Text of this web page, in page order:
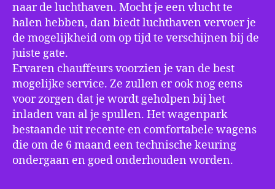
naar de luchthaven. Mocht je een vlucht te
halen hebben, dan biedt luchthaven vervoer je
de mogelijkheid om op tijd te verschijnen bij de
juiste gate.
Ervaren chauffeurs voorzien je van de best
mogelijke service. Ze zullen er ook nog eens
voor zorgen dat je wordt geholpen bij het
inladen van al je spullen. Het wagenpark
bestaande uit recente en comfortabele wagens
die om de 6 maand een technische keuring
ondergaan en goed onderhouden worden.